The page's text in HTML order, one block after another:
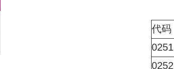
代码
0251
0252